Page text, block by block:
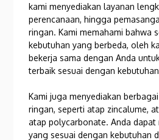
kami menyediakan layanan
perencanaan, hingga
ringan. Kami memahami bahwa
kebutuhan yang berbeda, oleh
bekerja sama dengan Anda
terbaik sesuai dengan
Kami juga menyediakan
ringan, seperti atap zincalume,
atap polycarbonate. Anda dapat
yang sesuai dengan kebutuhan